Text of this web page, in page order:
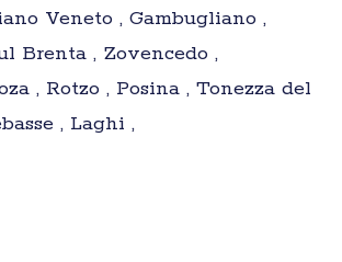
Veneto , Gambugliano ,
Brenta , Zovencedo ,
, Rotzo , Posina , Tonezza del
, Laghi ,